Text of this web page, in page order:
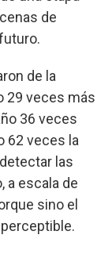
de
de la
29 veces más
36 veces
62 veces la
las
a escala de
sino el